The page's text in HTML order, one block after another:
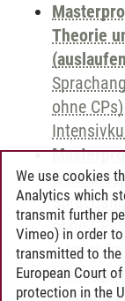
Theorie
ohne CPs)
& Data
ohne CPs)
We use cookies
Analytics which
transmit further
Vimeo) in order
transmitted to the
European Court
protection in the